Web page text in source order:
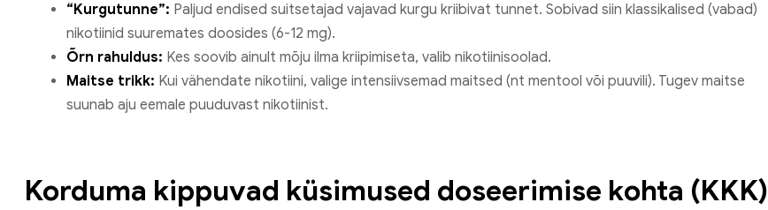
“Kurgutunne”: Paljud endised suitsetajad vajavad kurgu kriibivat tunnet. Sobivad siin klassikalised (vabad)
nikotiinid suuremates doosides (6-12 mg).
Õrn rahuldus: Kes soovib ainult mõju ilma kriipimiseta, valib nikotiinisoolad.
Maitse trikk: Kui vähendate nikotiini, valige intensiivsemad maitsed (nt mentool või puuvili). Tugev maitse
suunab aju eemale puuduvast nikotiinist.
Korduma kippuvad küsimused doseerimise kohta (KKK)